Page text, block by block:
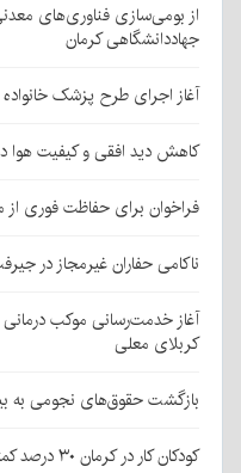
از بومی‌سازی فناوری‌های
جهاددانشگاهی کرمان
آغاز اجرای طرح پزشک
کاهش دید افقی و کیفیت هوا
فراخوان برای حفاظت فوری
ناکامی حفاران غیرمجاز در
آغاز خدمت‌رسانی موکب
کربلای معلی
بازگشت حقوق‌های نجومی به
کودکان کار در کرمان ۳۰ درصد کمتر شدند